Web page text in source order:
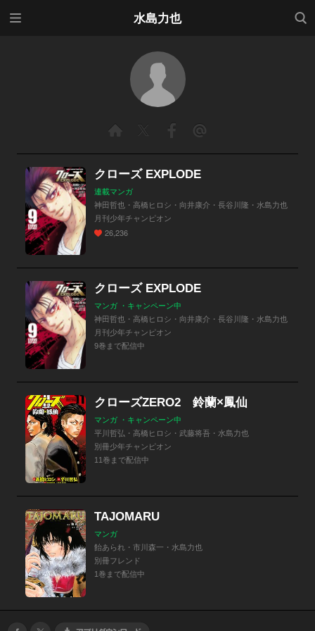
水島力也
検索
クローズ EXPLODE
連載マンガ
神田哲也・高橋ヒロシ・向井康介・長谷川隆・水島力也
月刊少年チャンピオン
26,236
クローズ EXPLODE
マンガ ・キャンペーン中
神田哲也・高橋ヒロシ・向井康介・長谷川隆・水島力也
月刊少年チャンピオン
9巻まで配信中
クローズZERO2 鈴蘭×鳳仙
マンガ ・キャンペーン中
平川哲弘・高橋ヒロシ・武藤将吾・水島力也
別冊少年チャンピオン
11巻まで配信中
TAJOMARU
マンガ
飴あられ・市川森一・水島力也
別冊フレンド
1巻まで配信中